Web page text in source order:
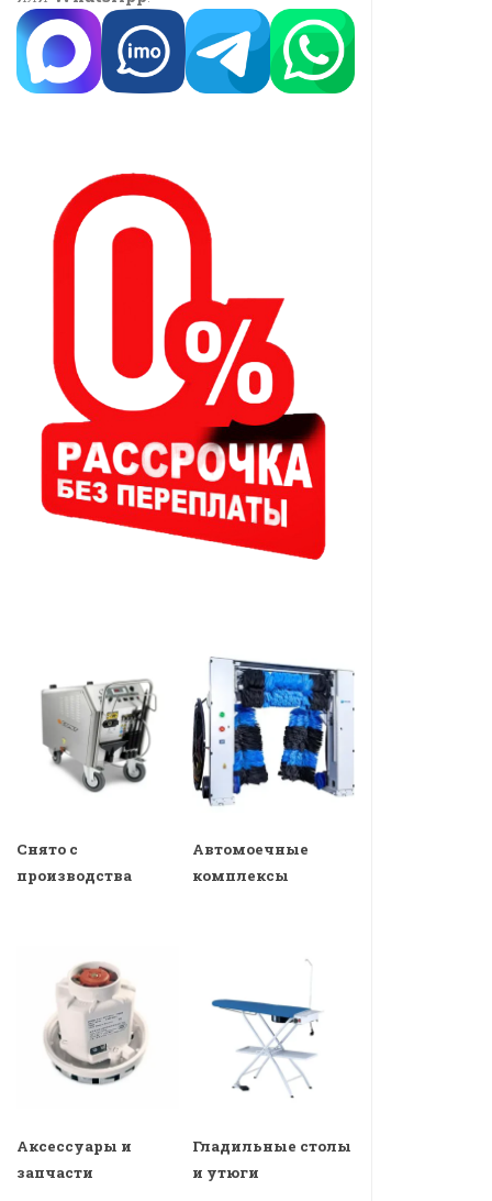
Снято с
производства
Автомоечные
комплексы
Аксессуары и
запчасти
Гладильные столы
и утюги